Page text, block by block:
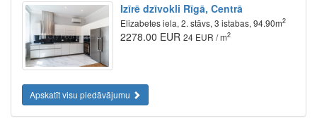
Izīrē dzīvokli Rīgā, Centrā
Elizabetes iela, 2. stāvs, 3 istabas, 94.90m2
2278.00 EUR 24 EUR / m2
Apskatīt visu piedāvājumu